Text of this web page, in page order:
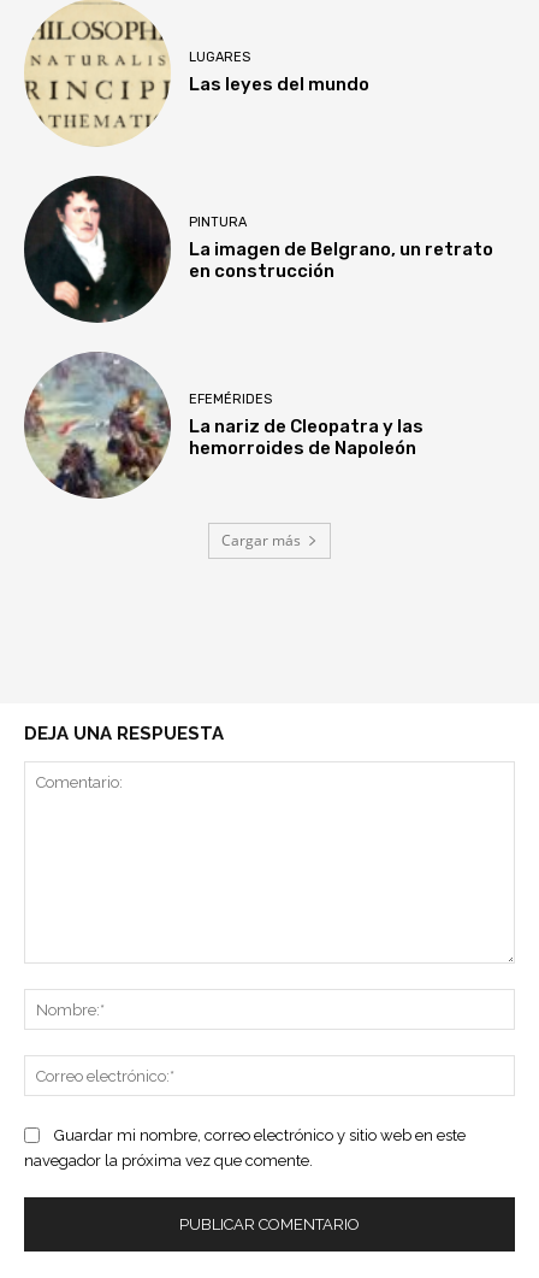
LUGARES
Las leyes del mundo
PINTURA
La imagen de Belgrano, un retrato
en construcción
EFEMÉRIDES
La nariz de Cleopatra y las
hemorroides de Napoleón
Cargar más
DEJA UNA RESPUESTA
Guardar mi nombre, correo electrónico y sitio web en este
navegador la próxima vez que comente.